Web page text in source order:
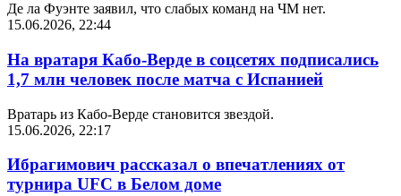
Де ла Фуэнте заявил, что слабых команд на ЧМ нет.
15.06.2026, 22:44
На вратаря Кабо-Верде в соцсетях подписались
1,7 млн человек после матча с Испанией
Вратарь из Кабо-Верде становится звездой.
15.06.2026, 22:17
Ибрагимович рассказал о впечатлениях от
турнира UFC в Белом доме